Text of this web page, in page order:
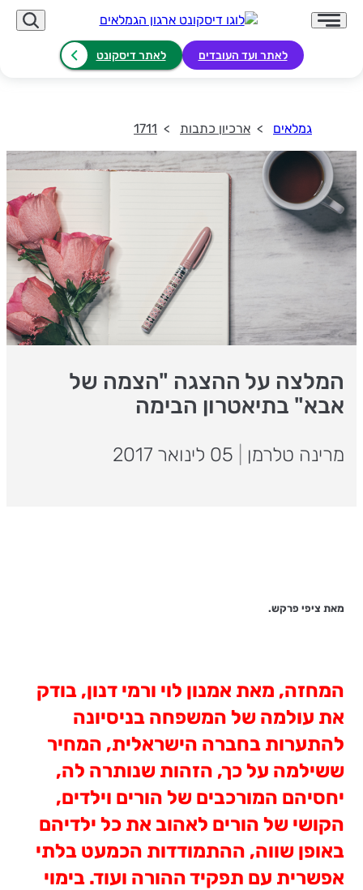
לאתר ועד העובדים לאתר דיסקונט
גמלאים ארכיון כתבות 1711
המלצה על ההצגה "הצמה של
אבא" בתיאטרון הבימה
מרינה טלרמן
מאת ציפי פרקש.
המחזה, מאת אמנון לוי ורמי דנון, בודק
את עולמה של המשפחה בניסיונה
להתערות בחברה הישראלית, המחיר
ששילמה על כך, הזהות שנותרה לה,
יחסיהם המורכבים של הורים וילדים,
הקושי של הורים לאהוב את כל ילדיהם
באופן שווה, ההתמודדות הכמעט בלתי
אפשרית עם תפקיד ההורה ועוד. בימוי